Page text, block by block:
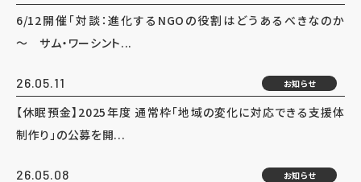
6/12開催「対談：進化するNGOの役割はどうあるべきなのか
～ サム・ワーシント...
26.05.11 お知らせ
【休眠預金】2025年度 通常枠「地域の変化に対応できる支援体
制作り」の公募を開...
26.05.08 お知らせ